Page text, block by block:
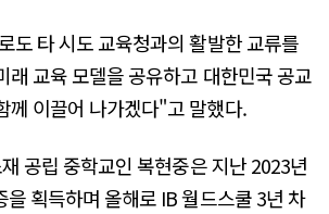
도 타 시도 교육청과의 활발한 교류를
래 교육 모델을 공유하고 대한민국 공교
께 이끌어 나가겠다"고 말했다.
공립 중학교인 복현중은 지난 2023년
을 획득하며 올해로 IB 월드스쿨 3년 차